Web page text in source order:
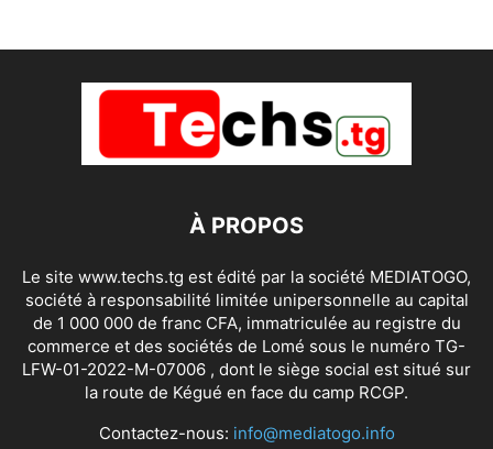
À PROPOS
Le site www.techs.tg est édité par la société MEDIATOGO,
société à responsabilité limitée unipersonnelle au capital
de 1 000 000 de franc CFA, immatriculée au registre du
commerce et des sociétés de Lomé sous le numéro TG-
LFW-01-2022-M-07006 , dont le siège social est situé sur
la route de Kégué en face du camp RCGP.
Contactez-nous: info@mediatogo.info